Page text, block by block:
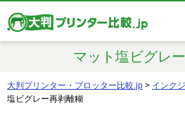
マット塩ビグレ
大判プリンター・プロッター比較.jp > インク
塩ビグレー再剥離糊